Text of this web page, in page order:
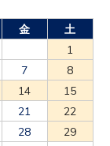
金
土
1
7
8
14
15
21
22
28
29